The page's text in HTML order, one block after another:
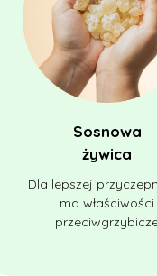
Sosnowa
żywica
Dla lepszej
ma właściwości